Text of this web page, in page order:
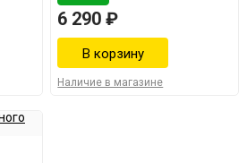
6 290 ₽
Наличие в магазине